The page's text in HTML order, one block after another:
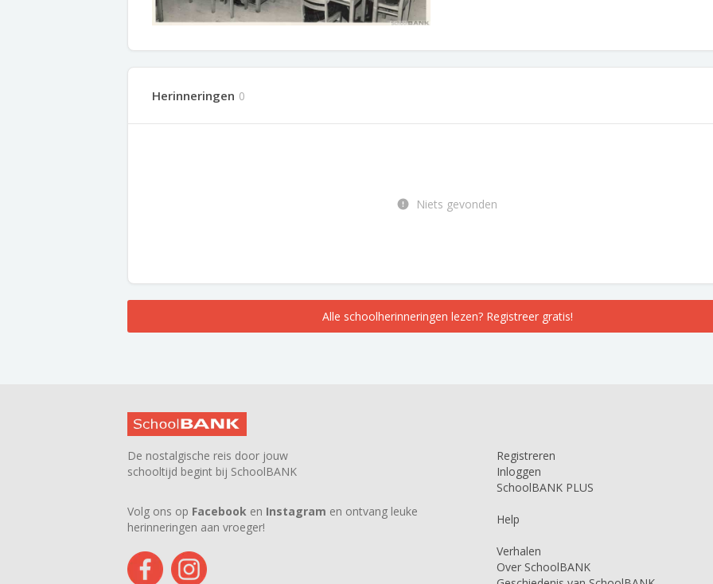
Herinneringen 0
Niets gevonden
Alle schoolherinneringen lezen? Registreer gratis!
De nostalgische reis door jouw
schooltijd begint bij SchoolBANK
Volg ons op Facebook en Instagram en ontvang leuke
herinneringen aan vroeger!
Registreren
Inloggen
SchoolBANK PLUS
Help
Verhalen
Over SchoolBANK